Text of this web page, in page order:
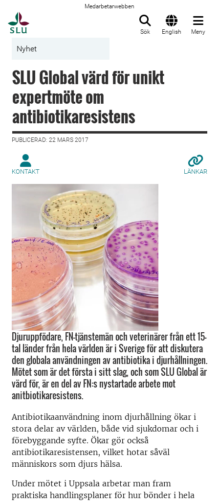
Medarbetarwebben
Sök English Meny
Nyhet
SLU Global värd för unikt
expertmöte om
antibiotikaresistens
PUBLICERAD: 22 MARS 2017
KONTAKT LÄNKAR
Djuruppfödare, FN-tjänstemän och veterinärer från ett 15-
tal länder från hela världen är i Sverige för att diskutera
den globala användningen av antibiotika i djurhållningen.
Mötet som är det första i sitt slag, och som SLU Global är
värd för, är en del av FN:s nystartade arbete mot
anitbiotikaresistens.
Antibiotikaanvändning inom djurhållning ökar i
stora delar av världen, både vid sjukdomar och i
förebyggande syfte. Ökar gör också
antibiotikaresistensen, vilket hotar såväl
människors som djurs hälsa.
Under mötet i Uppsala arbetar man fram
praktiska handlingsplaner för hur bönder i hela